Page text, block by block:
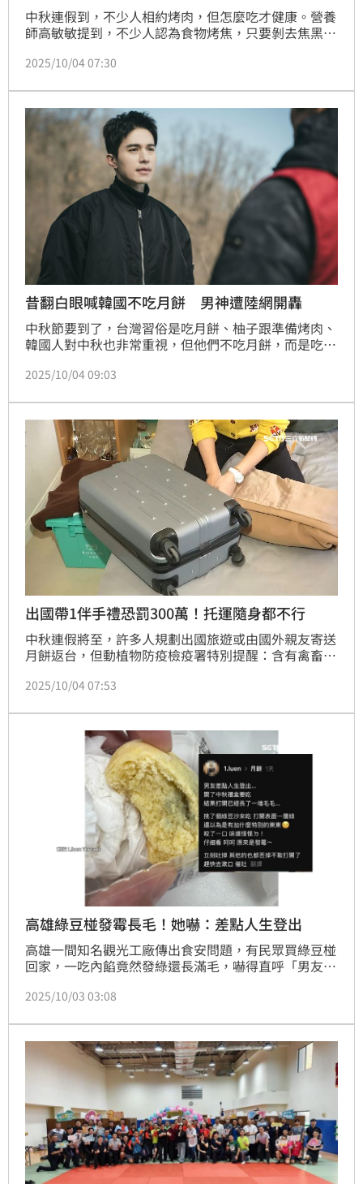
中秋連假到，不少人相約烤肉，但怎麼吃才健康。營養
師高敏敏提到，不少人認為食物烤焦，只要剝去焦黑部
400倍，不建議體質較弱、有家族癌症史者食用，整片
萵苣、奇異果、綠茶」，解毒又解膩。
2025/10/04 07:30
昔翻白眼喊韓國不吃月餅 男神遭陸網開轟
中秋節要到了，台灣習俗是吃月餅、柚子跟準備烤肉、
韓國人對中秋也非常重視，但他們不吃月餅，而是吃松
「韓國人不吃月餅」，加上翻白眼的表情不好，結果引
2025/10/04 09:03
出國帶1伴手禮恐罰300萬！托運隨身都不行
中秋連假將至，許多人規劃出國旅遊或由國外親友寄送
月餅返台，但動植物防疫檢疫署特別提醒：含有禽畜肉
至刑責。
2025/10/04 07:53
高雄綠豆椪發霉長毛！她嚇：差點人生登出
高雄一間知名觀光工廠傳出食安問題，有民眾買綠豆椪
回家，一吃內餡竟然發綠還長滿毛，嚇得直呼「男友差
判是冷卻過程有問題，衛生局也派員稽查，而麵包師傅
保存與加熱方式，像是有蛋黃的月餅都不能放微波爐加
熱以免爆炸，綠豆椪則要注意水分流失！
2025/10/03 03:08